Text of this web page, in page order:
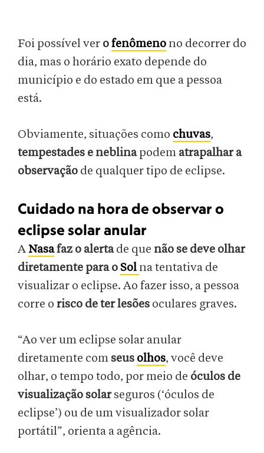
Foi possível ver ofenômeno no decorrer do
dia, mas o horário exato depende do
município e do estado em que a pessoa
está.
Obviamente, situações como chuvas,
tempestades e neblinapodem atrapalhar a
observação de qualquer tipo de eclipse.
Cuidado na hora de observar o
eclipse solar anular
A Nasafaz o alertade que não se deve olhar
diretamente para o Sol na tentativa de
visualizar o eclipse. Ao fazer isso, a pessoa
corre o risco de ter lesões oculares graves.
“Ao ver um eclipse solar anular
diretamente com seus olhos, você deve
olhar, o tempo todo, por meio de óculos de
visualização solarseguros (‘óculos de
eclipse’) ou de um visualizador solar
portátil”, orienta a agência.